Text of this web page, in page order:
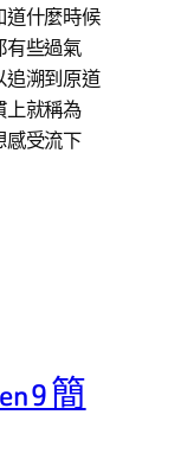
道什麼時候
有些過氣
追溯到原道
上就稱為
感受流下
9 簡